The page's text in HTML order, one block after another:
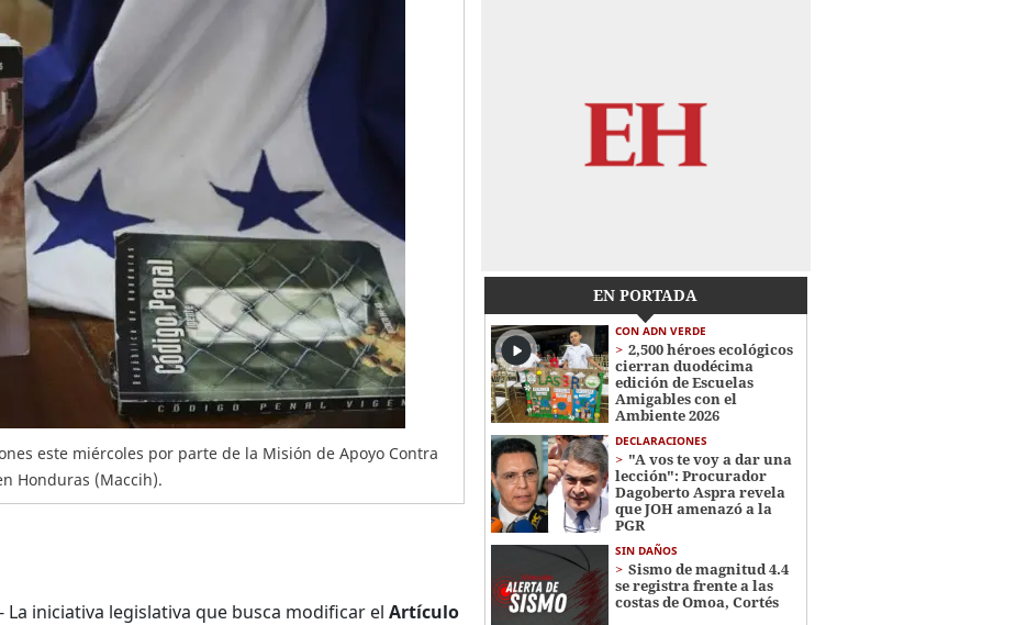
este miércoles por parte de la Misión de Apoyo Contra
Honduras (Maccih).
La iniciativa legislativa que busca modificar el Artículo
EN PORTADA
CON ADN VERDE
2,500 héroes ecológicos
cierran duodécima
edición de Escuelas
Amigables con el
Ambiente 2026
DECLARACIONES
"A vos te voy a dar una
lección": Procurador
Dagoberto Aspra revela
que JOH amenazó a la
PGR
SIN DAÑOS
Sismo de magnitud 4.4
se registra frente a las
costas de Omoa, Cortés